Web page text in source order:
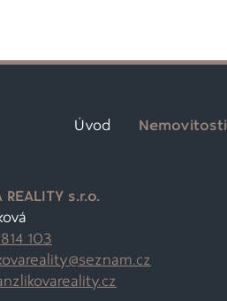
Úvod Nemovitosti
REALITY s.r.o.
103
seznam.cz